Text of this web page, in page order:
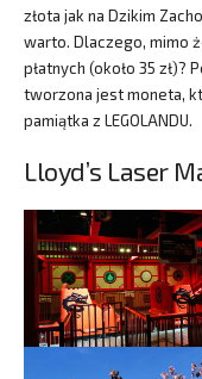
złota jak na Dzikim
warto. Dlaczego, mimo
płatnych (około 35
tworzona jest moneta,
pamiątka z LEGOLANDU.
Lloyd’s Laser